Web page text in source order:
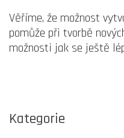
Kategorie
Věříme, že možnost
pomůže při tvorbě
možnosti jak se ještě